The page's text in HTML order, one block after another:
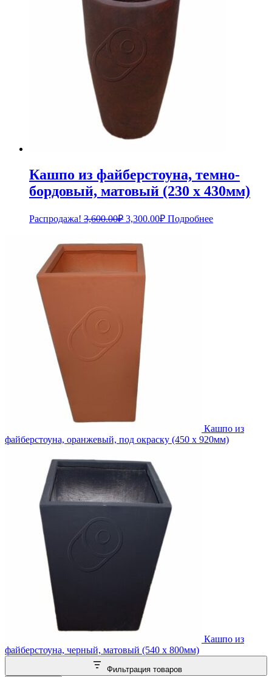
Кашпо из файберстоуна, темно-
бордовый, матовый (230 x 430мм)
Распродажа! 3,600.00₽ Первоначальная
3,600.00₽.
3,300.00₽Текущая
цена:
Подробнее
Кашпо из
файберстоуна, оранжевый, под окраску (450 x 920мм)
Кашпо из
файберстоуна, черный, матовый (540 x 800мм)
Фильтрация товаров